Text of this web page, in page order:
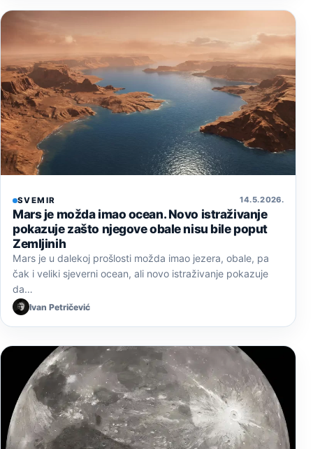
SVEMIR 14. 5. 2026.
Mars je možda imao ocean. Novo istraživanje
pokazuje zašto njegove obale nisu bile poput
Zemljinih
Mars je u dalekoj prošlosti možda imao jezera, obale, pa
čak i veliki sjeverni ocean, ali novo istraživanje pokazuje
da…
Ivan Petričević